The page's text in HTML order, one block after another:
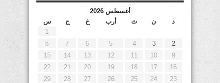
أغسطس 2026
د
ن ث أرب خ ج
س
1
2
3
4
5
6
7
8
9
10
11
12
13
14
15
16
17
18
19
20
21
22
23
24
25
26
27
28
29